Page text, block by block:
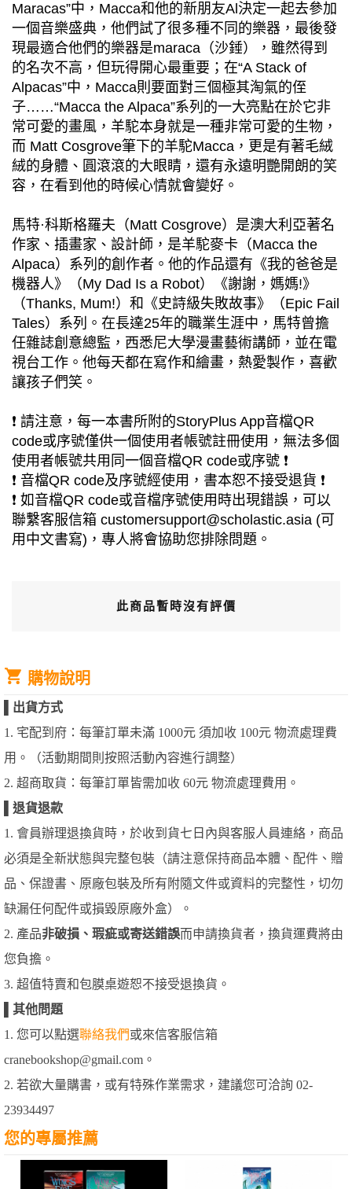
Maracas”中，Macca和他的新朋友Al決定一起去參加
一個音樂盛典，他們試了很多種不同的樂器，最後發
現最適合他們的樂器是maraca（沙錘），雖然得到
的名次不高，但玩得開心最重要；在“A Stack of
Alpacas”中，Macca則要面對三個極其淘氣的侄
子……“Macca the Alpaca”系列的一大亮點在於它非
常可愛的畫風，羊駝本身就是一種非常可愛的生物，
而 Matt Cosgrove筆下的羊駝Macca，更是有著毛絨
絨的身體、圓滾滾的大眼睛，還有永遠明艷開朗的笑
容，在看到他的時候心情就會變好。
馬特·科斯格羅夫（Matt Cosgrove）是澳大利亞著名
作家、插畫家、設計師，是羊駝麥卡（Macca the
Alpaca）系列的創作者。他的作品還有《我的爸爸是
機器人》（My Dad Is a Robot）《謝謝，媽媽!》
（Thanks, Mum!）和《史詩級失敗故事》（Epic Fail
Tales）系列。在長達25年的職業生涯中，馬特曾擔
任雜誌創意總監，西悉尼大學漫畫藝術講師，並在電
視台工作。他每天都在寫作和繪畫，熱愛製作，喜歡
讓孩子們笑。
❗ 請注意，每一本書所附的StoryPlus App音檔QR
code或序號僅供一個使用者帳號註冊使用，無法多個
使用者帳號共用同一個音檔QR code或序號 ❗
❗ 音檔QR code及序號經使用，書本恕不接受退貨 ❗
❗ 如音檔QR code或音檔序號使用時出現錯誤，可以
聯繫客服信箱 customersupport@scholastic.asia (可
用中文書寫)，專人將會協助您排除問題。
此商品暫時沒有評價
購物說明
出貨方式
1. 宅配到府：每筆訂單未滿 1000元 須加收 100元 物流處理費
用。（活動期間則按照活動內容進行調整）
2. 超商取貨：每筆訂單皆需加收 60元 物流處理費用。
退貨退款
1. 會員辦理退換貨時，於收到貨七日內與客服人員連絡，商品
必須是全新狀態與完整包裝（請注意保持商品本體、配件、贈
品、保證書、原廠包裝及所有附隨文件或資料的完整性，切勿
缺漏任何配件或損毀原廠外盒）。
2. 產品非破損、瑕疵或寄送錯誤而申請換貨者，換貨運費將由
您負擔。
3. 超值特賣和包膜桌遊恕不接受退換貨。
其他問題
1. 您可以點選聯絡我們或來信客服信箱
cranebookshop@gmail.com。
2. 若欲大量購書，或有特殊作業需求，建議您可洽詢 02-
23934497
您的專屬推薦